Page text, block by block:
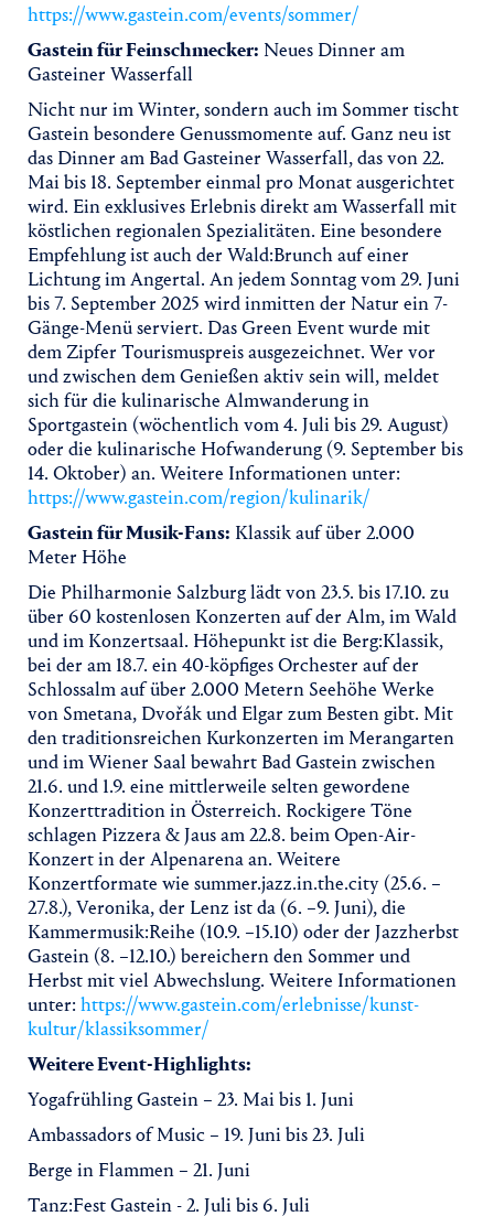
https://www.gastein.com/events/sommer/
Gastein für Feinschmecker: Neues Dinner am
Gasteiner Wasserfall
Nicht nur im Winter, sondern auch im Sommer tischt
Gastein besondere Genussmomente auf. Ganz neu ist
das Dinner am Bad Gasteiner Wasserfall, das von 22.
Mai bis 18. September einmal pro Monat ausgerichtet
wird. Ein exklusives Erlebnis direkt am Wasserfall mit
köstlichen regionalen Spezialitäten. Eine besondere
Empfehlung ist auch der Wald:Brunch auf einer
Lichtung im Angertal. An jedem Sonntag vom 29. Juni
bis 7. September 2025 wird inmitten der Natur ein 7-
Gänge-Menü serviert. Das Green Event wurde mit
dem Zipfer Tourismuspreis ausgezeichnet. Wer vor
und zwischen dem Genießen aktiv sein will, meldet
sich für die kulinarische Almwanderung in
Sportgastein (wöchentlich vom 4. Juli bis 29. August)
oder die kulinarische Hofwanderung (9. September bis
14. Oktober) an. Weitere Informationen unter:
https://www.gastein.com/region/kulinarik/
Gastein für Musik-Fans: Klassik auf über 2.000
Meter Höhe
Die Philharmonie Salzburg lädt von 23.5. bis 17.10. zu
über 60 kostenlosen Konzerten auf der Alm, im Wald
und im Konzertsaal. Höhepunkt ist die Berg:Klassik,
bei der am 18.7. ein 40-köpfiges Orchester auf der
Schlossalm auf über 2.000 Metern Seehöhe Werke
von Smetana, Dvořák und Elgar zum Besten gibt. Mit
den traditionsreichen Kurkonzerten im Merangarten
und im Wiener Saal bewahrt Bad Gastein zwischen
21.6. und 1.9. eine mittlerweile selten gewordene
Konzerttradition in Österreich. Rockigere Töne
schlagen Pizzera & Jaus am 22.8. beim Open-Air-
Konzert in der Alpenarena an. Weitere
Konzertformate wie summer.jazz.in.the.city (25.6. –
27.8.), Veronika, der Lenz ist da (6. –9. Juni), die
Kammermusik:Reihe (10.9. –15.10) oder der Jazzherbst
Gastein (8. –12.10.) bereichern den Sommer und
Herbst mit viel Abwechslung. Weitere Informationen
unter: https://www.gastein.com/erlebnisse/kunst-
kultur/klassiksommer/
Weitere Event-Highlights:
Yogafrühling Gastein – 23. Mai bis 1. Juni
Ambassadors of Music – 19. Juni bis 23. Juli
Berge in Flammen – 21. Juni
Tanz:Fest Gastein - 2. Juli bis 6. Juli